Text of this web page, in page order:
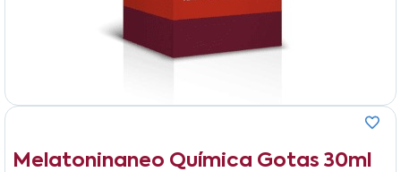
Melatoninaneo Química Gotas 30ml